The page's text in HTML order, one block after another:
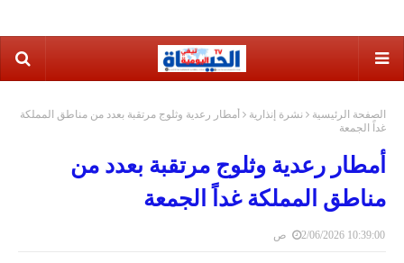
الصفحة الرئيسية نشرة إنذارية
أمطار رعدية وثلوج مرتقبة بعدد من مناطق المملكة
غداً الجمعة
أمطار رعدية وثلوج مرتقبة بعدد من
مناطق المملكة غداً الجمعة
2/06/2026 10:39:00 ص